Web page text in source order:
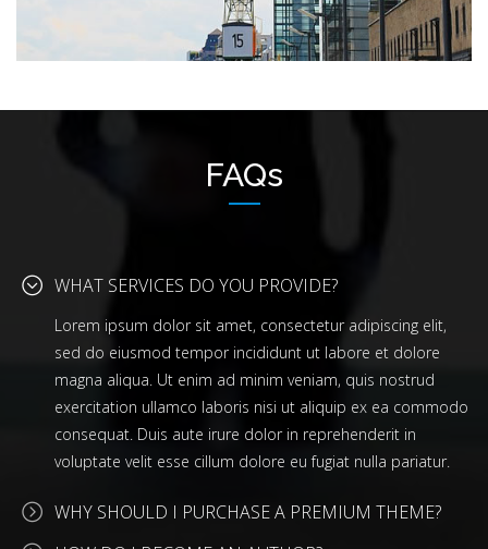
FAQs
WHAT SERVICES DO YOU PROVIDE?
Lorem ipsum dolor sit amet, consectetur adipiscing elit,
sed do eiusmod tempor incididunt ut labore et dolore
magna aliqua. Ut enim ad minim veniam, quis nostrud
exercitation ullamco laboris nisi ut aliquip ex ea commodo
consequat. Duis aute irure dolor in reprehenderit in
voluptate velit esse cillum dolore eu fugiat nulla pariatur.
WHY SHOULD I PURCHASE A PREMIUM THEME?